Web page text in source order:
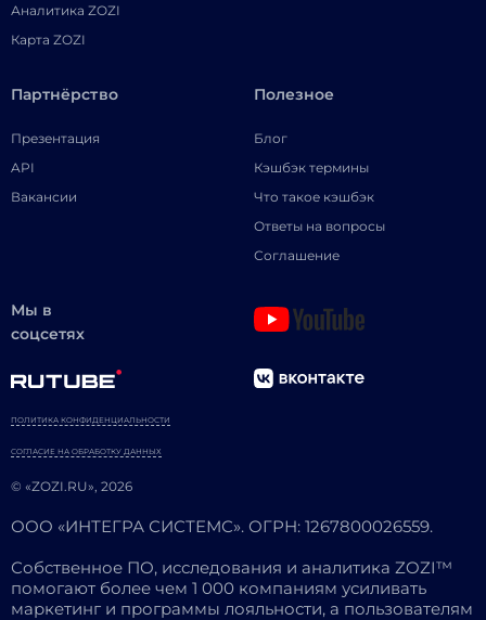
Аналитика ZOZI
Карта ZOZI
Партнёрство
Презентация
API
Вакансии
Полезное
Блог
Кэшбэк термины
Что такое кэшбэк
Ответы на вопросы
Соглашение
Мы в
соцсетях
© «ZOZI.RU», 2026
ПОЛИТИКА КОНФИДЕНЦИАЛЬНОСТИ
СОГЛАСИЕ НА ОБРАБОТКУ ДАННЫХ
ООО «ИНТЕГРА СИСТЕМС». ОГРН: 1267800026559.
Собственное ПО, исследования и аналитика ZOZI™
помогают более чем 1 000 компаниям усиливать
маркетинг и программы лояльности, а пользователям